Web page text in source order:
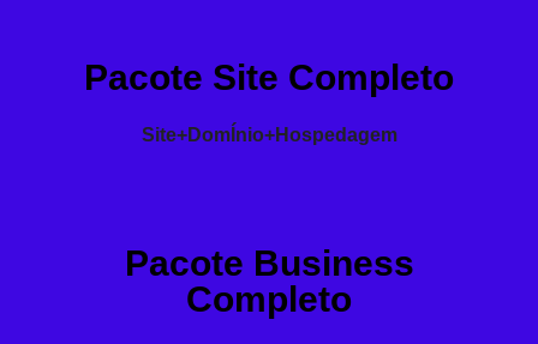
Pacote Site Completo
Site+DomÍnio+Hospedagem
Pacote Business
Completo